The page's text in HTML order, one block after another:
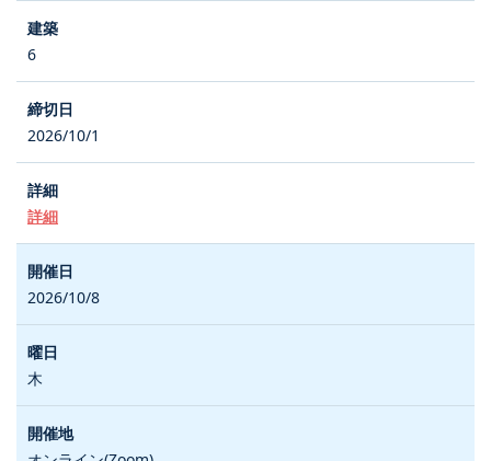
6
2026/10/1
詳細
2026/10/8
木